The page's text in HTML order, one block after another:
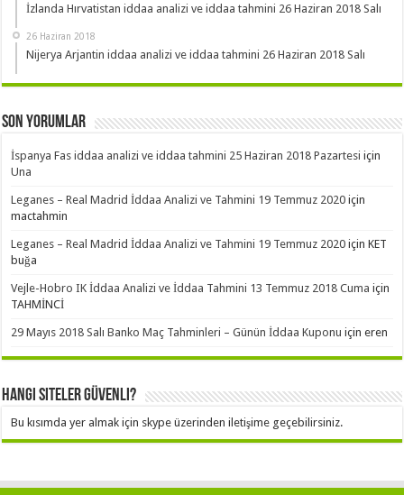
İzlanda Hırvatistan iddaa analizi ve iddaa tahmini 26 Haziran 2018 Salı
26 Haziran 2018
Nijerya Arjantin iddaa analizi ve iddaa tahmini 26 Haziran 2018 Salı
Son Yorumlar
İspanya Fas iddaa analizi ve iddaa tahmini 25 Haziran 2018 Pazartesi için
Una
Leganes – Real Madrid İddaa Analizi ve Tahmini 19 Temmuz 2020 için
mactahmin
Leganes – Real Madrid İddaa Analizi ve Tahmini 19 Temmuz 2020 içinKET
buğa
Vejle-Hobro IK İddaa Analizi ve İddaa Tahmini 13 Temmuz 2018 Cuma için
TAHMİNCİ
29 Mayıs 2018 Salı Banko Maç Tahminleri – Günün İddaa Kuponu içineren
Hangi Siteler Güvenli?
Bu kısımda yer almak için skype üzerinden iletişime geçebilirsiniz.